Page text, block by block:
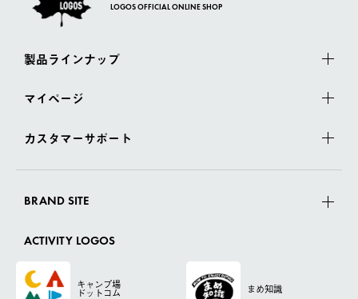
LOGOS OFFICIAL ONLINE SHOP
製品ラインナップ
マイページ
カスタマーサポート
BRAND SITE
ACTIVITY LOGOS
キャンプ場
ドットコム まめ知識